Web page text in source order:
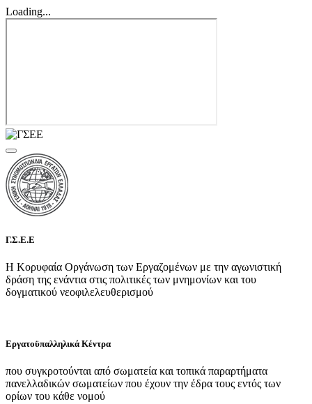
Loading...
Γ.Σ.Ε.Ε
Η Κορυφαία Οργάνωση των Εργαζομένων με την αγωνιστική
δράση της ενάντια στις πολιτικές των μνημονίων και του
δογματικού νεοφιλελευθερισμού
Εργατοϋπαλληλικά Κέντρα
που συγκροτούνται από σωματεία και τοπικά παραρτήματα
πανελλαδικών σωματείων που έχουν την έδρα τους εντός των
ορίων του κάθε νομού